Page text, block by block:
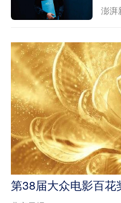
澎湃
第38届大众电影百花